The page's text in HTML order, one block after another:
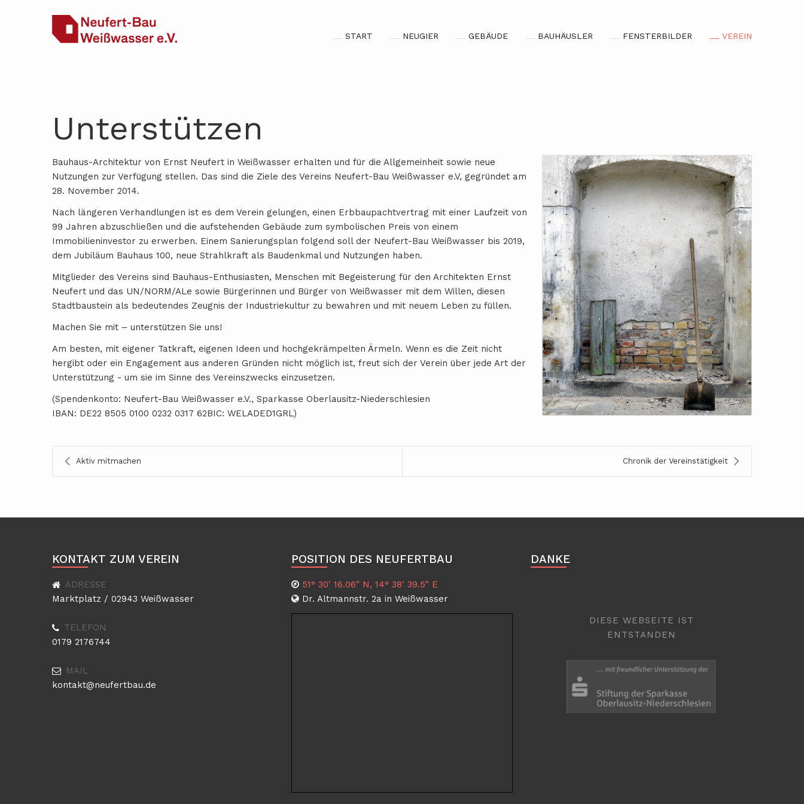
START NEUGIER GEBÄUDE BAUHÄUSLER FENSTERBILDER VEREIN
Unterstützen
Bauhaus-Architektur von Ernst Neufert in Weißwasser erhalten und für die Allgemeinheit sowie neue
Nutzungen zur Verfügung stellen. Das sind die Ziele des Vereins Neufert-Bau Weißwasser e.V, gegründet am
28. November 2014.
Nach längeren Verhandlungen ist es dem Verein gelungen, einen Erbbaupachtvertrag mit einer Laufzeit von
99 Jahren abzuschließen und die aufstehenden Gebäude zum symbolischen Preis von einem
Immobilieninvestor zu erwerben. Einem Sanierungsplan folgend soll der Neufert-Bau Weißwasser bis 2019,
dem Jubiläum Bauhaus 100, neue Strahlkraft als Baudenkmal und Nutzungen haben.
Mitglieder des Vereins sind Bauhaus-Enthusiasten, Menschen mit Begeisterung für den Architekten Ernst
Neufert und das UN/NORM/ALe sowie Bürgerinnen und Bürger von Weißwasser mit dem Willen, diesen
Stadtbaustein als bedeutendes Zeugnis der Industriekultur zu bewahren und mit neuem Leben zu füllen.
Machen Sie mit – unterstützen Sie uns!
Am besten, mit eigener Tatkraft, eigenen Ideen und hochgekrämpelten Ärmeln. Wenn es die Zeit nicht
hergibt oder ein Engagement aus anderen Gründen nicht möglich ist, freut sich der Verein über jede Art der
Unterstützung - um sie im Sinne des Vereinszwecks einzusetzen.
(Spendenkonto: Neufert-Bau Weißwasser e.V., Sparkasse Oberlausitz-Niederschlesien
IBAN: DE22 8505 0100 0232 0317 62BIC: WELADED1GRL)
Aktiv mitmachen Chronik der Vereinstätigkeit
KONTAKT ZUM VEREIN
ADRESSE
Marktplatz / 02943 Weißwasser
TELEFON
0179 2176744
MAIL
kontakt@neufertbau.de
POSITION DES NEUFERTBAU
51° 30′ 16.06″ N, 14° 38′ 39.5″ E
Dr. Altmannstr. 2a in Weißwasser
DANKE
DIESE WEBSEITE IST
ENTSTANDEN